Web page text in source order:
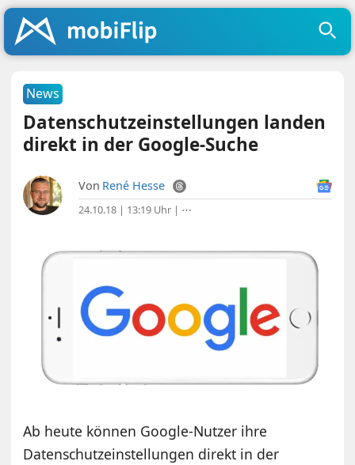
News
Datenschutzeinstellungen landen
direkt in der Google-Suche
Von René Hesse
24.10.18 | 13:19 Uhr | ⋯
Ab heute können Google-Nutzer ihre
Datenschutzeinstellungen direkt in der